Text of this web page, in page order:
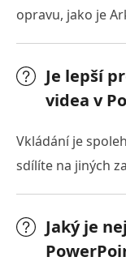
opravu, jako je
Je lepší
videa v
Vkládání je
sdílíte na jiných
Jaký je